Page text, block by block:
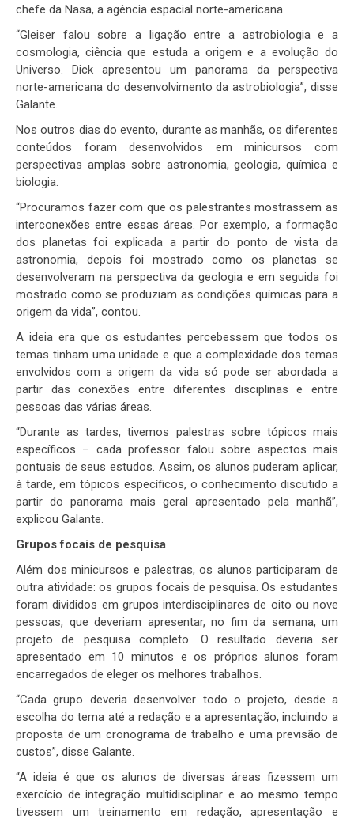
chefe da Nasa, a agência espacial norte-americana.
“Gleiser falou sobre a ligação entre a astrobiologia e a
cosmologia, ciência que estuda a origem e a evolução do
Universo. Dick apresentou um panorama da perspectiva
norte-americana do desenvolvimento da astrobiologia”, disse
Galante.
Nos outros dias do evento, durante as manhãs, os diferentes
conteúdos foram desenvolvidos em minicursos com
perspectivas amplas sobre astronomia, geologia, química e
biologia.
“Procuramos fazer com que os palestrantes mostrassem as
interconexões entre essas áreas. Por exemplo, a formação
dos planetas foi explicada a partir do ponto de vista da
astronomia, depois foi mostrado como os planetas se
desenvolveram na perspectiva da geologia e em seguida foi
mostrado como se produziam as condições químicas para a
origem da vida”, contou.
A ideia era que os estudantes percebessem que todos os
temas tinham uma unidade e que a complexidade dos temas
envolvidos com a origem da vida só pode ser abordada a
partir das conexões entre diferentes disciplinas e entre
pessoas das várias áreas.
“Durante as tardes, tivemos palestras sobre tópicos mais
específicos – cada professor falou sobre aspectos mais
pontuais de seus estudos. Assim, os alunos puderam aplicar,
à tarde, em tópicos específicos, o conhecimento discutido a
partir do panorama mais geral apresentado pela manhã”,
explicou Galante.
Grupos focais de pesquisa
Além dos minicursos e palestras, os alunos participaram de
outra atividade: os grupos focais de pesquisa. Os estudantes
foram divididos em grupos interdisciplinares de oito ou nove
pessoas, que deveriam apresentar, no fim da semana, um
projeto de pesquisa completo. O resultado deveria ser
apresentado em 10 minutos e os próprios alunos foram
encarregados de eleger os melhores trabalhos.
“Cada grupo deveria desenvolver todo o projeto, desde a
escolha do tema até a redação e a apresentação, incluindo a
proposta de um cronograma de trabalho e uma previsão de
custos”, disse Galante.
“A ideia é que os alunos de diversas áreas fizessem um
exercício de integração multidisciplinar e ao mesmo tempo
tivessem um treinamento em redação, apresentação e